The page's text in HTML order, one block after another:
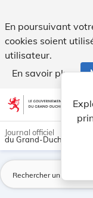
En poursuivant
cookies soient
utilisateur.
En savoir plus
Aller au contenu
Journal officiel
du Grand-Duché de